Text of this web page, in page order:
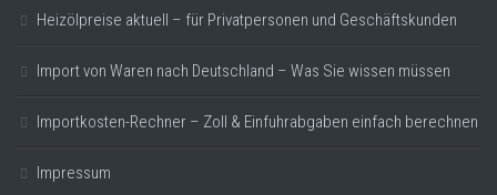
Heizölpreise aktuell – für Privatpersonen und Geschäftskunden
Import von Waren nach Deutschland – Was Sie wissen müssen
Importkosten-Rechner – Zoll & Einfuhrabgaben einfach berechnen
Impressum